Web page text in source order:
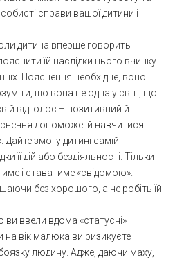
справи вашої дитини і
дитина вперше говорить
їй наслідки цього вчинку.
Пояснення необхідне, воно
що вона не одна у світі, що
відголос – позитивний й
допоможе їй навчитися
змогу дитині самій
її дій або бездіяльності. Тільки
і ставатиме «свідомою».
без хорошого, а не робіть їй
ввели вдома «статусні»
на вік малюка ви ризикуєте
людину. Адже, даючи маху,